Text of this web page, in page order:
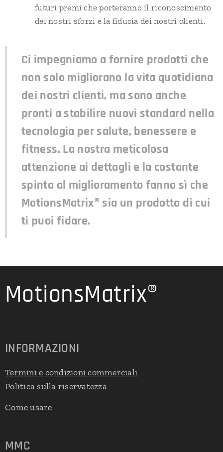
futuri premi che porteranno il riconoscimento
dei nostri sforzi e la fiducia dei nostri clienti.
Ci impegniamo a fornire prodotti che
non solo migliorano la vita quotidiana
dei nostri clienti, ma sono anche
pronti a stabilire nuovi standard nella
tecnologia per salute, benessere e
fitness. La nostra meticolosa
attenzione ai dettagli e la costante
spinta al miglioramento fanno sì che
MotionsMatrix® sia un prodotto di cui
ti puoi fidare.
MotionsMatrix®
INFORMAZIONI
Termini e condizioni commerciali
Politica sulla riservatezza
Come usare
MMC